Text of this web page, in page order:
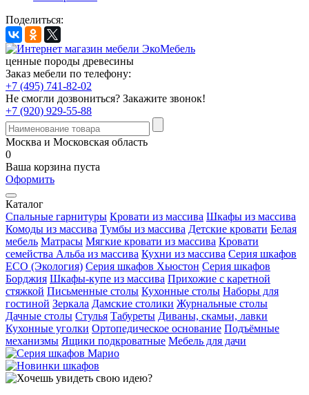
Поделиться:
ценные породы древесины
Заказ мебели по телефону:
+7 (495) 741-82-02
Не смогли дозвониться? Закажите звонок!
+7 (920) 929-55-88
Москва и Московская область
0
Ваша корзина пуста
Оформить
Каталог
Спальные гарнитуры Кровати из массива Шкафы из массива
Комоды из массива Тумбы из массива Детские кровати Белая
мебель Матрасы Мягкие кровати из массива Кровати
семейства Альба из массива Кухни из массива Серия шкафов
ECO (Экология) Серия шкафов Хьюстон Серия шкафов
Борджия Шкафы-купе из массива Прихожие с каретной
стяжкой Письменные столы Кухонные столы Наборы для
гостиной Зеркала Дамские столики Журнальные столы
Дачные столы Стулья Табуреты Диваны, скамьи, лавки
Кухонные уголки Ортопедическое основание Подъёмные
механизмы Ящики подкроватные Мебель для дачи